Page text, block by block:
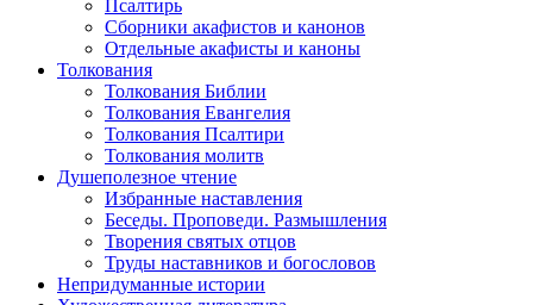
Псалтирь
Сборники акафистов и канонов
Отдельные акафисты и каноны
Толкования
Толкования Библии
Толкования Евангелия
Толкования Псалтири
Толкования молитв
Душеполезное чтение
Избранные наставления
Беседы. Проповеди. Размышления
Творения святых отцов
Труды наставников и богословов
Непридуманные истории